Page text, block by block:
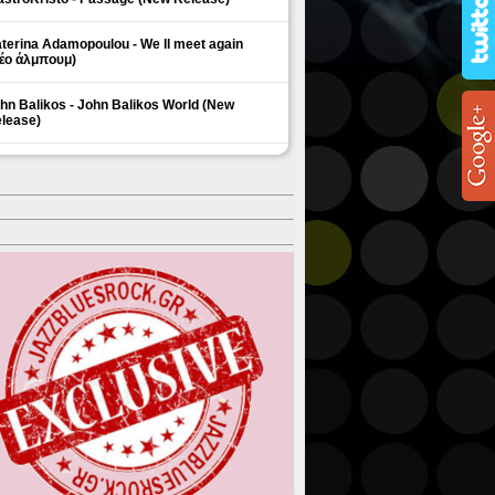
Adamopoulou - We ll meet again
άλμπουμ)
Balikos - John Balikos World (New